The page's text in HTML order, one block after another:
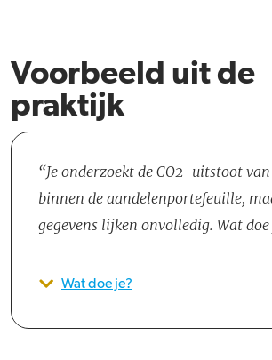
Voorbeeld uit de
praktijk
Je onderzoekt de CO2-uitstoot
binnen de aandelenportefeuille,
gegevens lijken onvolledig. Wat doe
Wat doe je?